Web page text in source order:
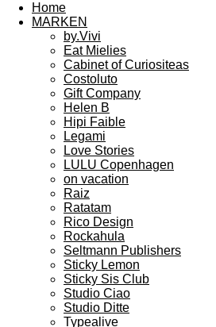
Home
MARKEN
by.Vivi
Eat Mielies
Cabinet of Curiositeas
Costoluto
Gift Company
Helen B
Hipi Faible
Legami
Love Stories
LULU Copenhagen
on vacation
Raiz
Ratatam
Rico Design
Rockahula
Seltmann Publishers
Sticky Lemon
Sticky Sis Club
Studio Ciao
Studio Ditte
Typealive